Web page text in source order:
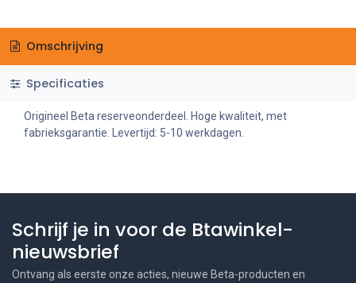
Omschrijving
Specificaties
Origineel Beta reserveonderdeel. Hoge kwaliteit, met
fabrieksgarantie. Levertijd: 5-10 werkdagen.
Schrijf je in voor de Btawinkel-
nieuwsbrief
Ontvang als eerste onze acties, nieuwe Beta-producten en